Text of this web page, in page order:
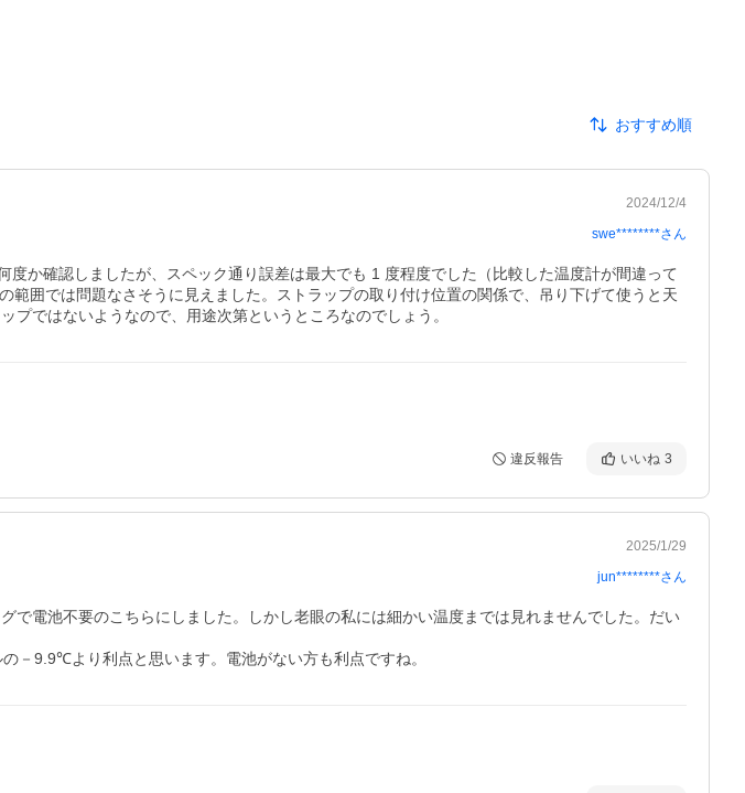
おすすめ順
2024/12/4
swe********さん
か確認しましたが、スペック通り誤差は最大でも 1 度程度でした（比較した温度計が間違って
囲では問題なさそうに見えました。ストラップの取り付け位置の関係で、吊り下げて使うと天
ではないようなので、用途次第というところなのでしょう。
違反報告 いいね 3
2025/1/29
jun********さん
電池不要のこちらにしました。しかし老眼の私には細かい温度までは見れませんでした。だい
－9.9℃より利点と思います。電池がない方も利点ですね。